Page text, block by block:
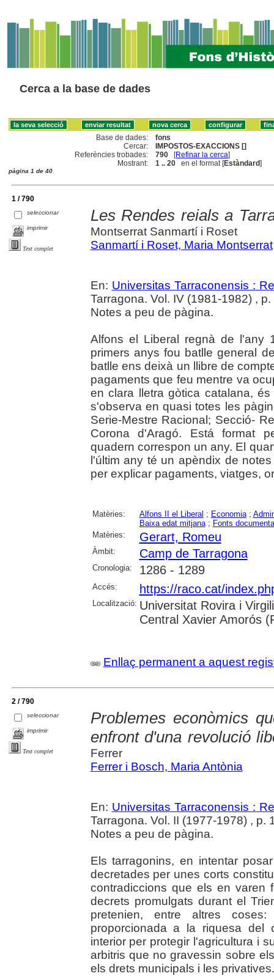
Cerca a la base de dades
Base de dades:
fons
Cercar:
IMPOSTOS-EXACCIONS []
Referències trobades:
790 [Refinar la cerca]
Mostrant:
1 .. 20 en el format [Estàndard]
pàgina 1 de 40
1 / 790
seleccionar
imprimir
Text complet
Les Rendes reials a
Montserrat Sanmartí i Roset
Sanmartí i Roset, Maria Montserrat
En: Universitas Tarraconensis :
Tarragona. Vol. IV (1981-1982) ,
Notes a peu de pàgina.
Alfons el Liberal regnà de l'any
primers anys fou batlle general
batlle ens deixà un llibre de
pagaments que feu mentre va
en clara lletra gòtica catalana,
s'observa en quasi totes les
Serie-Mestre Racional; Secció-
Corona d'Aragó. Está format
quadern correspon un any. El
l'últim any té un apèndix de
per explicar pagaments, viatges,
Matèries: Alfons II el Liberal ; Economia;
Baixa edat mitjana; Fonts
Matèries:
Gerart, Romeu
Àmbit: Camp de Tarragona
Cronologia: 1286 - 1289
Accés: https://raco.cat/
Localització: Universitat Rovira i
Central Xavier Amorós
Enllaç permanent a aquest
2 / 790
seleccionar
imprimir
Text complet
Problemes econòmics
enfront d'una revolució
Ferrer
Ferrer i Bosch, Maria Antònia
En: Universitas Tarraconensis :
Tarragona. Vol. II (1977-1978) , p.
Notes a peu de pàgina.
Els tarragonins, en intentar
decretades per unes corts
contradiccions que els en varen
decrets promulgats durant el
pretenien, entre altres
proporcionada a la riquesa del
interior per protegir l'agricultura i
arbitris que no gravessin sobre
els drets municipals i les privatives.